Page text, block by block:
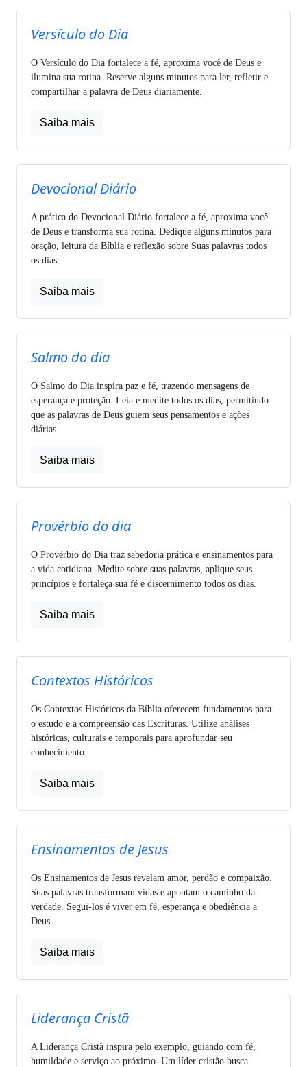
Versículo do Dia
O Versículo do Dia fortalece a fé, aproxima você de Deus e
ilumina sua rotina. Reserve alguns minutos para ler, refletir e
compartilhar a palavra de Deus diariamente.
Saiba mais
Devocional Diário
A prática do Devocional Diário fortalece a fé, aproxima você
de Deus e transforma sua rotina. Dedique alguns minutos para
oração, leitura da Bíblia e reflexão sobre Suas palavras todos
os dias.
Saiba mais
Salmo do dia
O Salmo do Dia inspira paz e fé, trazendo mensagens de
esperança e proteção. Leia e medite todos os dias, permitindo
que as palavras de Deus guiem seus pensamentos e ações
diárias.
Saiba mais
Provérbio do dia
O Provérbio do Dia traz sabedoria prática e ensinamentos para
a vida cotidiana. Medite sobre suas palavras, aplique seus
princípios e fortaleça sua fé e discernimento todos os dias.
Saiba mais
Contextos Históricos
Os Contextos Históricos da Bíblia oferecem fundamentos para
o estudo e a compreensão das Escrituras. Utilize análises
históricas, culturais e temporais para aprofundar seu
conhecimento.
Saiba mais
Ensinamentos de Jesus
Os Ensinamentos de Jesus revelam amor, perdão e compaixão.
Suas palavras transformam vidas e apontam o caminho da
verdade. Segui-los é viver em fé, esperança e obediência a
Deus.
Saiba mais
Liderança Cristã
A Liderança Cristã inspira pelo exemplo, guiando com fé,
humildade e serviço ao próximo. Um líder cristão busca